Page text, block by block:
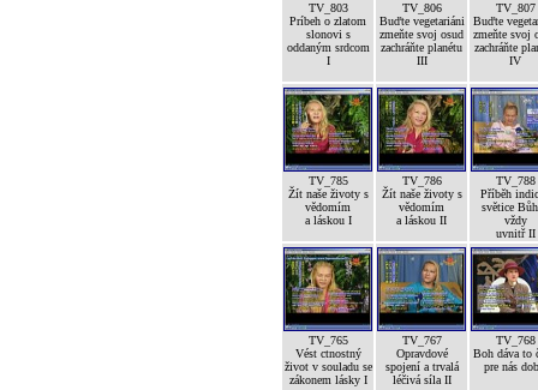
TV_803
Príbeh o zlatom
slonovi s
oddaným srdcom
I
TV_806
Buďte vegetariáni
zmeňte svoj osud
zachráňte planétu
III
TV_807
Buďte
zmeňte svoj
zachráňte
IV
TV_785
Žít naše životy s
vědomím
a láskou I
TV_786
Žít naše životy s
vědomím
a láskou II
TV_788
Příběh
světice
vždy
uvnitř II
TV_765
Vést ctnostný
život v souladu se
zákonem lásky I
TV_767
Opravdové
spojení a trvalá
léčivá síla II
TV_768
Boh dáva to
pre nás